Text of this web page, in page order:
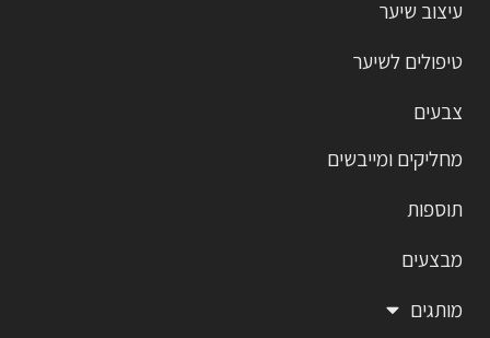
עיצוב שיער
טיפולים לשיער
צבעים
מחליקים ומייבשים
תוספות
מבצעים
מותגים